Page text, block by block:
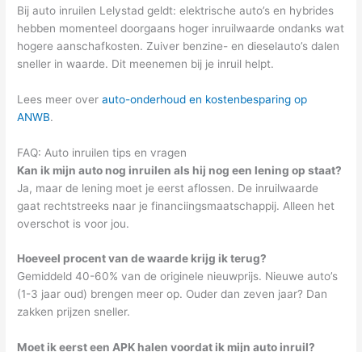
Bij auto inruilen Lelystad geldt: elektrische auto’s en hybrides
hebben momenteel doorgaans hoger inruilwaarde ondanks wat
hogere aanschafkosten. Zuiver benzine- en dieselauto’s dalen
sneller in waarde. Dit meenemen bij je inruil helpt.
Lees meer overauto-onderhoud en kostenbesparing op
ANWB.
FAQ: Auto inruilen tips en vragen
Kan ik mijn auto nog inruilen als hij nog een lening op staat?
Ja, maar de lening moet je eerst aflossen. De inruilwaarde
gaat rechtstreeks naar je financiingsmaatschappij. Alleen het
overschot is voor jou.
Hoeveel procent van de waarde krijg ik terug?
Gemiddeld 40-60% van de originele nieuwprijs. Nieuwe auto’s
(1-3 jaar oud) brengen meer op. Ouder dan zeven jaar? Dan
zakken prijzen sneller.
Moet ik eerst een APK halen voordat ik mijn auto inruil?